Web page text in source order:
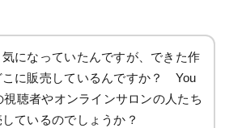
になっていたんですが、できた作
こに販売しているんですか？ You
視聴者やオンラインサロンの人たち
ているのでしょうか？